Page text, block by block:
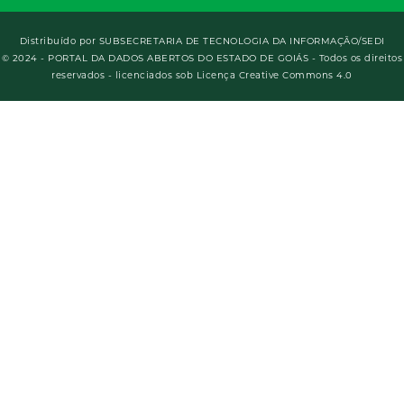
Distribuído por SUBSECRETARIA DE TECNOLOGIA DA INFORMAÇÃO/SEDI
© 2024 - PORTAL DA DADOS ABERTOS DO ESTADO DE GOIÁS - Todos os direitos
reservados - licenciados sob Licença Creative Commons 4.0